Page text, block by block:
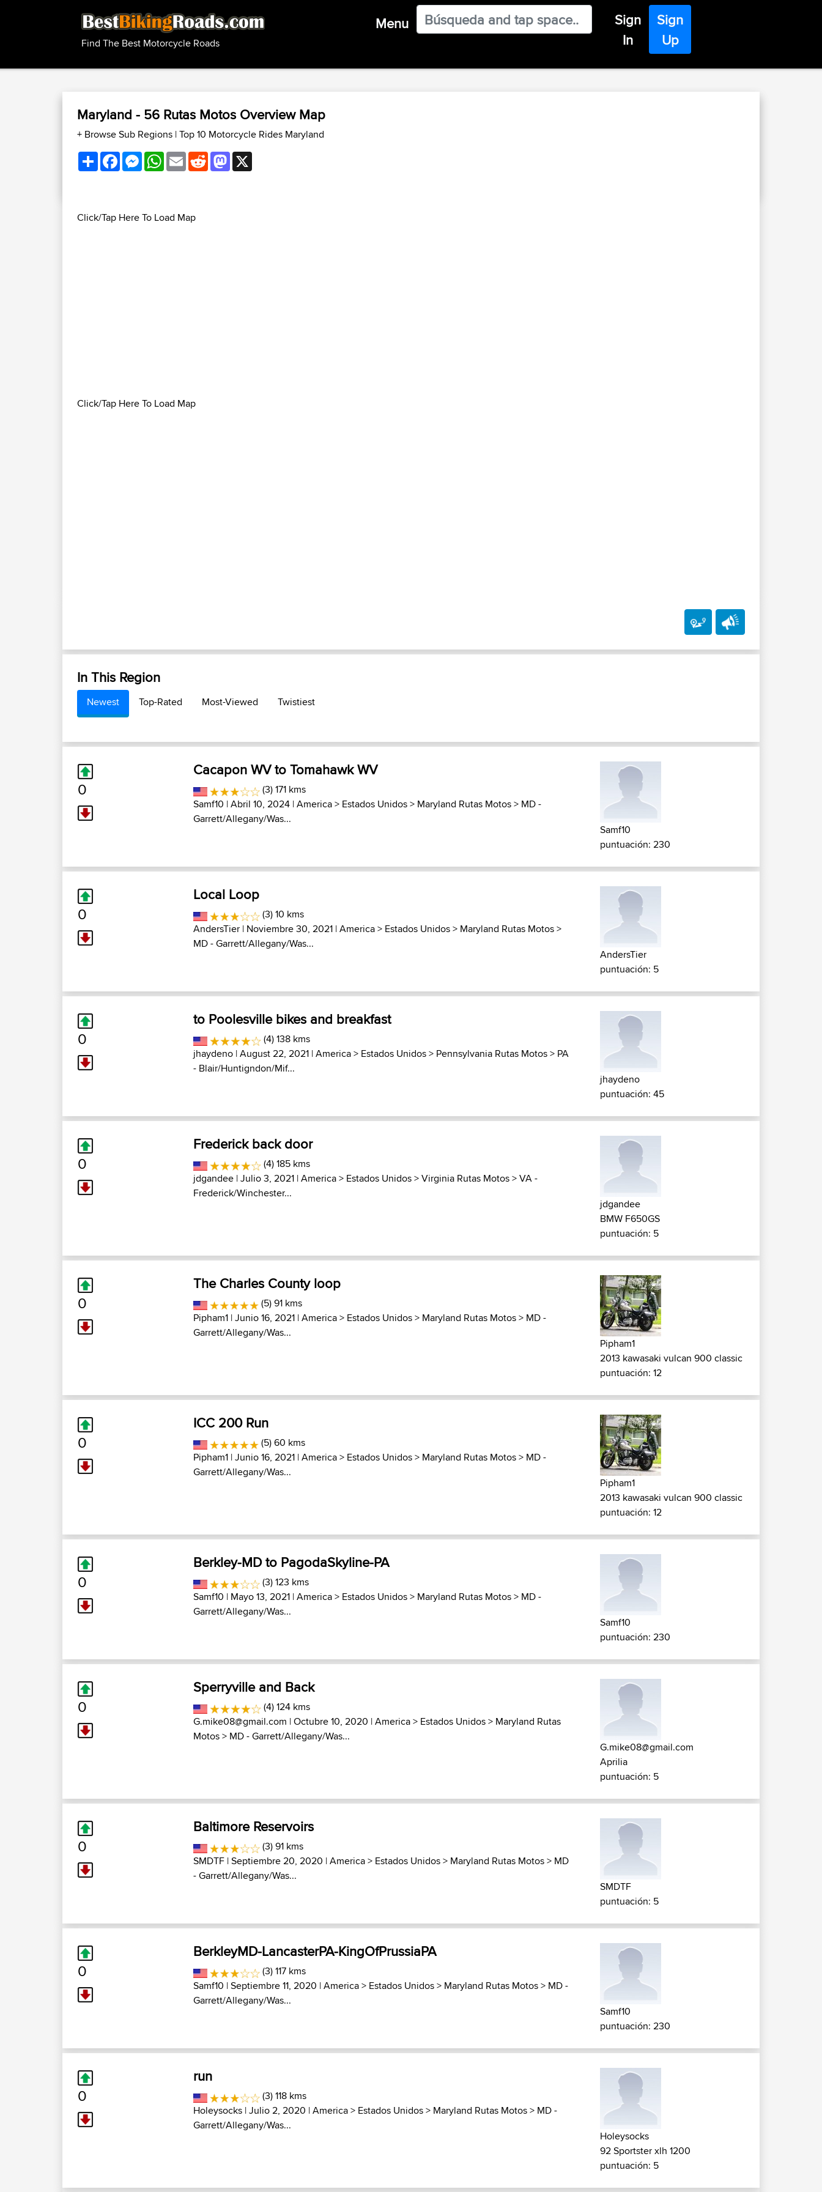
Find The Best Motorcycle Roads
Menu
Sign
In
Sign
Up
Maryland - 56 Rutas Motos Overview Map
+ Browse Sub Regions |Top 10 Motorcycle Rides Maryland
ShareFacebookMessenger
WhatsApp
EmailRedditMastodon
Click/Tap Here To Load Map
Click/Tap Here To Load Map
In This Region
Newest Top-Rated Most-Viewed Twistiest
0
Cacapon WV to Tomahawk WV
(3) 171 kms
Samf10 | Abril 10, 2024 |America> Estados Unidos> Maryland Rutas Motos> MD -
Garrett/Allegany/Was...
Samf10
puntuación: 230
0
Local Loop
(3) 10 kms
AndersTier | Noviembre 30, 2021 |America> Estados Unidos> Maryland Rutas Motos>
MD - Garrett/Allegany/Was...
AndersTier
puntuación: 5
0
to Poolesville bikes and breakfast
(4) 138 kms
jhaydeno | August 22, 2021 |America> Estados Unidos> Pennsylvania Rutas Motos> PA
- Blair/Huntigndon/Mif...
jhaydeno
puntuación: 45
0
Frederick back door
(4) 185 kms
jdgandee | Julio 3, 2021 |America> Estados Unidos>Virginia Rutas Motos>VA -
Frederick/Winchester...
jdgandee
BMW F650GS
puntuación: 5
0
The Charles County loop
(5) 91 kms
Pipham1 | Junio 16, 2021 |America> Estados Unidos> Maryland Rutas Motos> MD -
Garrett/Allegany/Was...
Pipham1
2013 kawasaki vulcan 900 classic
puntuación: 12
0
ICC 200 Run
(5) 60 kms
Pipham1 | Junio 16, 2021 |America> Estados Unidos> Maryland Rutas Motos> MD -
Garrett/Allegany/Was...
Pipham1
2013 kawasaki vulcan 900 classic
puntuación: 12
0
Berkley-MD to PagodaSkyline-PA
(3) 123 kms
Samf10 | Mayo 13, 2021 |America> Estados Unidos> Maryland Rutas Motos> MD -
Garrett/Allegany/Was...
Samf10
puntuación: 230
0
Sperryville and Back
(4) 124 kms
G.mike08@gmail.com | Octubre 10, 2020 |America> Estados Unidos> Maryland Rutas
Motos> MD - Garrett/Allegany/Was...
G.mike08@gmail.com
Aprilia
puntuación: 5
0
Baltimore Reservoirs
(3) 91 kms
SMDTF | Septiembre 20, 2020 |America> Estados Unidos> Maryland Rutas Motos> MD
- Garrett/Allegany/Was...
SMDTF
puntuación: 5
0
BerkleyMD-LancasterPA-KingOfPrussiaPA
(3) 117 kms
Samf10 | Septiembre 11, 2020 |America> Estados Unidos> Maryland Rutas Motos> MD -
Garrett/Allegany/Was...
Samf10
puntuación: 230
0
run
(3) 118 kms
Holeysocks | Julio 2, 2020 |America> Estados Unidos> Maryland Rutas Motos> MD -
Garrett/Allegany/Was...
Holeysocks
92 Sportster xlh 1200
puntuación: 5